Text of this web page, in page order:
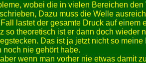
wobei die in vielen Bereichen
Dazu muss die Welle
lastet der gesamte Druck auf
so theoretisch ist er dann doch wieder
Das ist ja jetzt nicht so
nie gehört habe.
wenn man vorher nie etwas damit